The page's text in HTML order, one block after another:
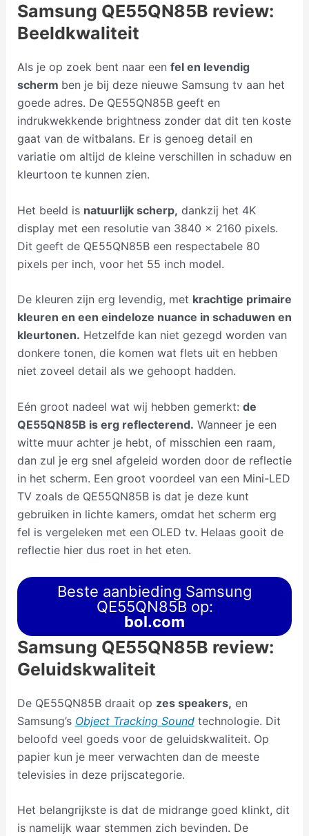
Samsung QE55QN85B review:
Beeldkwaliteit
Als je op zoek bent naar een fel en levendig
scherm ben je bij deze nieuwe Samsung tv aan het
goede adres. De QE55QN85B geeft en
indrukwekkende brightness zonder dat dit ten koste
gaat van de witbalans. Er is genoeg detail en
variatie om altijd de kleine verschillen in schaduw en
kleurtoon te kunnen zien.
Het beeld is natuurlijk scherp, dankzij het 4K
display met een resolutie van 3840 x 2160 pixels.
Dit geeft de QE55QN85B een respectabele 80
pixels per inch, voor het 55 inch model.
De kleuren zijn erg levendig, met krachtige primaire
kleuren en een eindeloze nuance in schaduwen en
kleurtonen. Hetzelfde kan niet gezegd worden van
donkere tonen, die komen wat flets uit en hebben
niet zoveel detail als we gehoopt hadden.
Eén groot nadeel wat wij hebben gemerkt: de
QE55QN85B is erg reflecterend. Wanneer je een
witte muur achter je hebt, of misschien een raam,
dan zul je erg snel afgeleid worden door de reflectie
in het scherm. Een groot voordeel van een Mini-LED
TV zoals de QE55QN85B is dat je deze kunt
gebruiken in lichte kamers, omdat het scherm erg
fel is vergeleken met een OLED tv. Helaas gooit de
reflectie hier dus roet in het eten.
Beste aanbieding Samsung
QE55QN85B op:
bol.com
Samsung QE55QN85B review:
Geluidskwaliteit
De QE55QN85B draait op zes speakers, en
Samsung’s Object Tracking Soundtechnologie. Dit
beloofd veel goeds voor de geluidskwaliteit. Op
papier kun je meer verwachten dan de meeste
televisies in deze prijscategorie.
Het belangrijkste is dat de midrange goed klinkt, dit
is namelijk waar stemmen zich bevinden. De